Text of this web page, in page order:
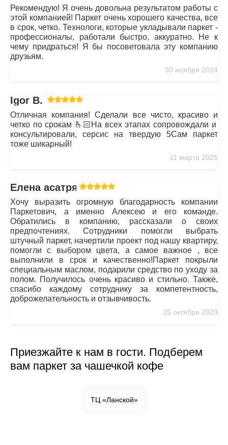
Рекомендую! Я очень довольна результатом работы с
этой компанией! Паркет очень хорошего качества, все
в срок, четко. Технологи, которые укладывали паркет -
профессионалы, работали быстро, аккуратно. Не к
чему придраться! Я бы посоветовала эту компанию
друзьям.
30 ноября 2024
Igor B.
Отличная компания! Сделали все чисто, красиво и
четко по срокам 🫰🏻На всех этапах сопровождали и
консультировали, серсис на твердую 5Сам паркет
тоже шикарный!
11 марта 2025
Елена асатрян
Хочу выразить огромную благодарность компании
Паркетович, а именно Алексею и его команде.
Обратились в компанию, рассказали о своих
предпочтениях. Сотрудники помогли выбрать
штучный паркет, начертили проект под нашу квартиру,
помогли с выбором цвета, а самое важное , все
выполнили в срок и качественно!Паркет покрыли
специальным маслом, подарили средство по уходу за
полом. Получилось очень красиво и стильно. Также,
спасибо каждому сотруднику за компетентность,
доброжелательность и отзывчивость.
25 октября 2023
Приезжайте к нам в гости. Подберем
вам паркет за чашечкой кофе
ТЦ «Ланской»